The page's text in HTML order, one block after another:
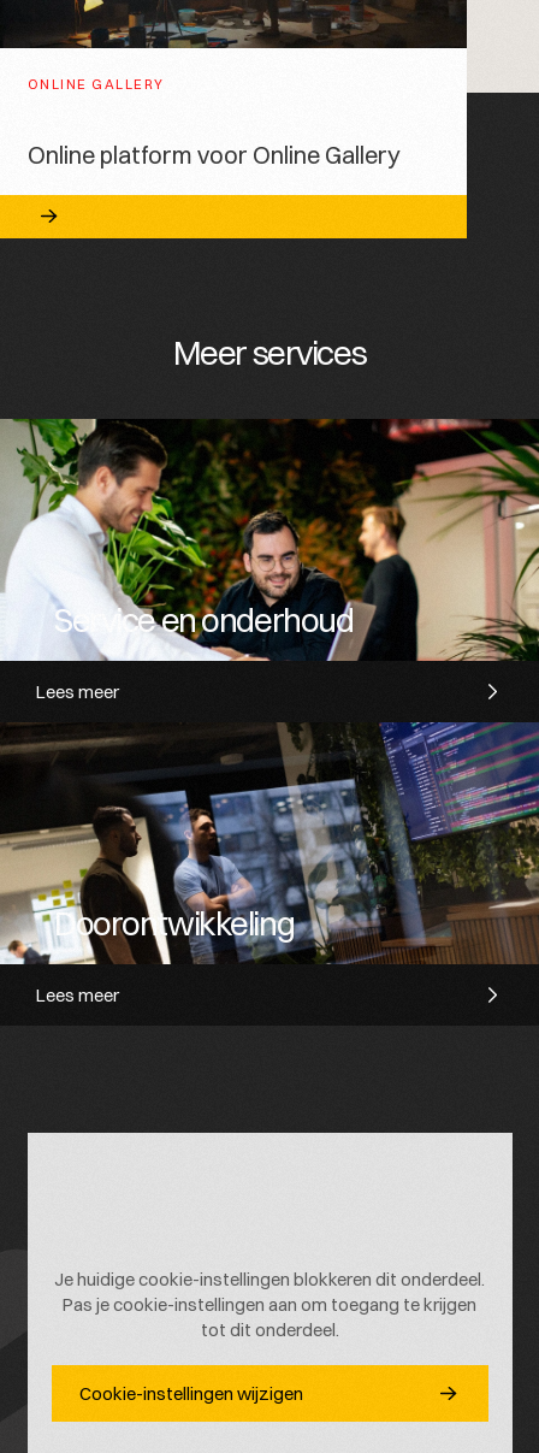
ONLINE GALLERY
Online platform voor Online Gallery
verkoop van fastfoodproducten
Meer services
Service en onderhoud
Lees meer
Doorontwikkeling
Lees meer
Je huidige cookie-instellingen blokkeren dit onderdeel.
Pas je cookie-instellingen aan om toegang te krijgen
tot dit onderdeel.
Cookie-instellingen wijzigen